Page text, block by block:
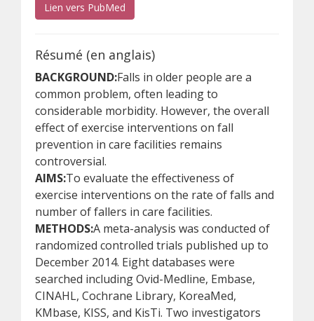
Lien vers PubMed
Résumé (en anglais)
BACKGROUND:Falls in older people are a
common problem, often leading to
considerable morbidity. However, the overall
effect of exercise interventions on fall
prevention in care facilities remains
controversial.
AIMS:To evaluate the effectiveness of
exercise interventions on the rate of falls and
number of fallers in care facilities.
METHODS:A meta-analysis was conducted of
randomized controlled trials published up to
December 2014. Eight databases were
searched including Ovid-Medline, Embase,
CINAHL, Cochrane Library, KoreaMed,
KMbase, KISS, and KisTi. Two investigators